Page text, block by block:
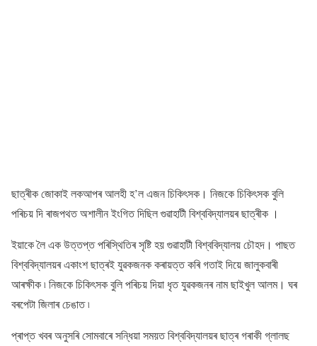
ছাত্ৰীক জোকাই লকআপৰ আলহী হ’ল এজন চিকিৎসক। নিজকে চিকিৎসক বুলি
পৰিচয় দি ৰাজপথত অশালীন ইংগিত দিছিল গুৱাহাটী বিশ্ববিদ্যালয়ৰ ছাত্ৰীক ।
ইয়াকে লৈ এক উত্তপ্ত পৰিস্থিতিৰ সৃষ্টি হয় গুৱাহাটী বিশ্ববিদ্যালয় চৌহদ। পাছত
বিশ্ববিদ্যালয়ৰ একাংশ ছাত্ৰই যুৱকজনক কৰায়ত্ত কৰি গতাই দিয়ে জালুকবাৰী
আৰক্ষীক ৷ নিজকে চিকিৎসক বুলি পৰিচয় দিয়া ধৃত যুৱকজনৰ নাম ছাইখুল আলম। ঘৰ
বৰপেটা জিলাৰ চেঙাত ৷
প্ৰাপ্ত খবৰ অনুসৰি সোমবাৰে সন্ধিয়া সময়ত বিশ্ববিদ্যালয়ৰ ছাত্ৰ গৰাকী গ্লালছ